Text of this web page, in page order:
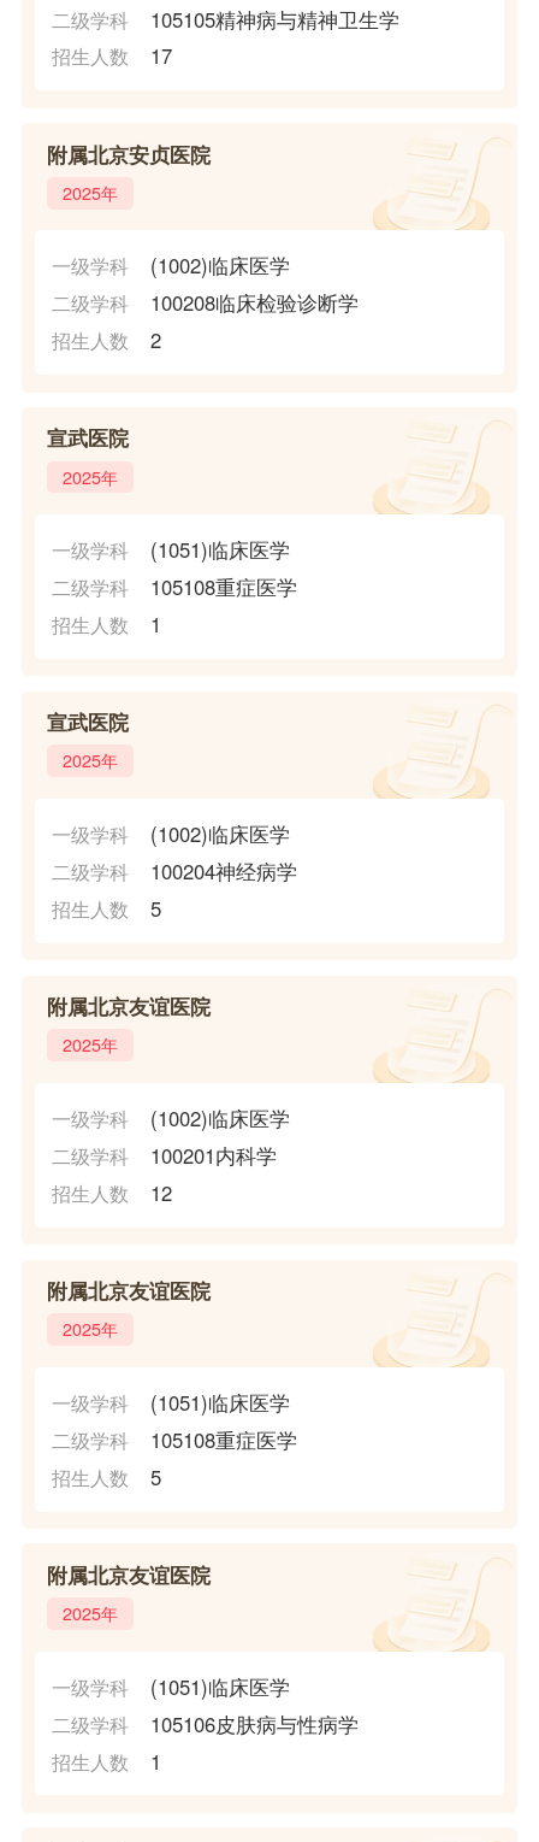
二级学科 105105精神病与精神卫生学
招生人数 17
附属北京安贞医院
2025年
一级学科 (1002)临床医学
二级学科 100208临床检验诊断学
招生人数 2
宣武医院
2025年
一级学科 (1051)临床医学
二级学科 105108重症医学
招生人数 1
宣武医院
2025年
一级学科 (1002)临床医学
二级学科 100204神经病学
招生人数 5
附属北京友谊医院
2025年
一级学科 (1002)临床医学
二级学科 100201内科学
招生人数 12
附属北京友谊医院
2025年
一级学科 (1051)临床医学
二级学科 105108重症医学
招生人数 5
附属北京友谊医院
2025年
一级学科 (1051)临床医学
二级学科 105106皮肤病与性病学
招生人数 1